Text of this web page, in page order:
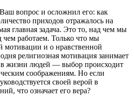
вопрос и осложнил его: как
приходов отражалось на
главная задача. Это то, над чем мы
чем работаем. Только что мы
мотивации и о нравственной
религиозная мотивация занимает
в жизни людей — выбор происходит
соображениям. Но если
своей верой в
что означает его вера?